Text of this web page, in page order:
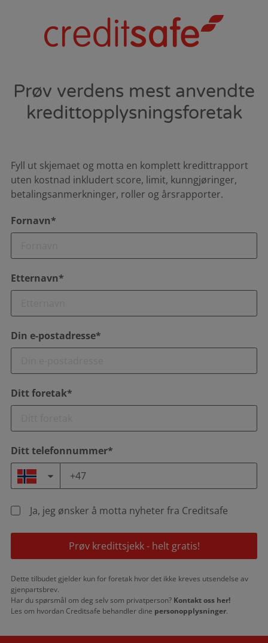
Prøv verdens mest anvendte
kredittopplysningsforetak
Fyll ut skjemaet og motta en komplett kredittrapport
uten kostnad inkludert score, limit, kunngjøringer,
betalingsanmerkninger, roller og årsrapporter.
Fornavn*
Etternavn*
Din e-postadresse*
Ditt foretak*
Ditt telefonnummer*
Ja, jeg ønsker å motta nyheter fra Creditsafe
Prøv kredittsjekk - helt gratis!
Dette tilbudet gjelder kun for foretak hvor det ikke kreves utsendelse av
gjenpartsbrev.
Har du spørsmål om deg selv som privatperson? Kontakt oss her!
Les om hvordan Creditsafe behandler dine personopplysninger.